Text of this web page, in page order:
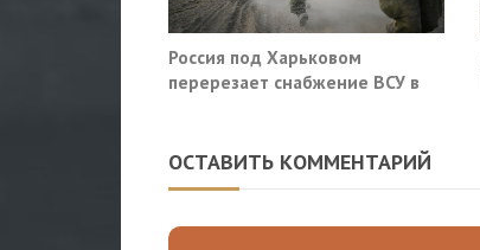
Россия под Харьковом
перерезает снабжение ВСУ в
ОСТАВИТЬ КОММЕНТАРИЙ